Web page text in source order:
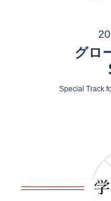
グロ
Special Track